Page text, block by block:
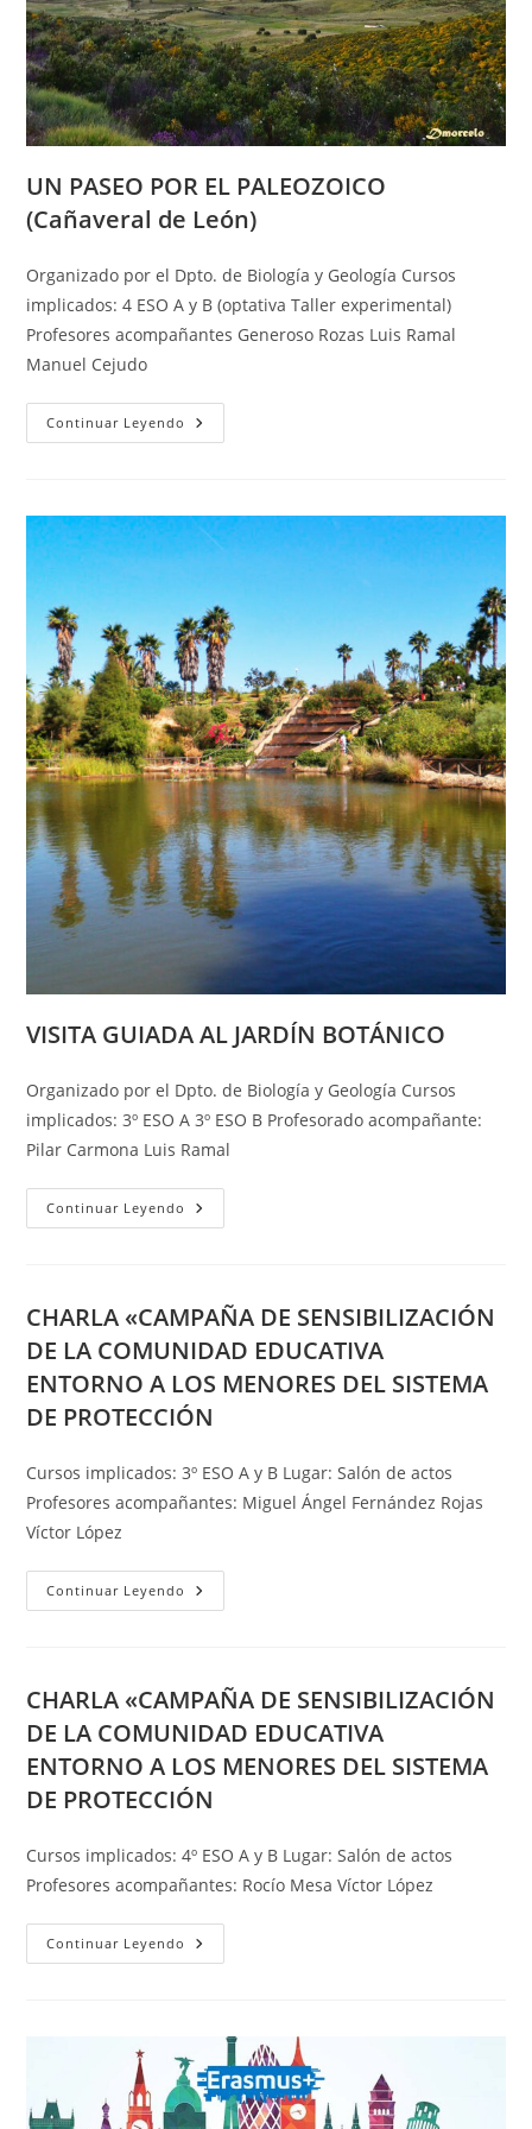
UN PASEO POR EL PALEOZOICO
(Cañaveral de León)
Organizado por el Dpto. de Biología y Geología Cursos
implicados: 4 ESO A y B (optativa Taller experimental)
Profesores acompañantes Generoso Rozas Luis Ramal
Manuel Cejudo
Continuar Leyendo UN
PASEO
De
León)
VISITA GUIADA AL JARDÍN BOTÁNICO
Organizado por el Dpto. de Biología y Geología Cursos
implicados: 3º ESO A 3º ESO B Profesorado acompañante:
Pilar Carmona Luis Ramal
Continuar Leyendo VISITA
GUIADA
CHARLA «CAMPAÑA DE SENSIBILIZACIÓN
DE LA COMUNIDAD EDUCATIVA
ENTORNO A LOS MENORES DEL SISTEMA
DE PROTECCIÓN
Cursos implicados: 3º ESO A y B Lugar: Salón de actos
Profesores acompañantes: Miguel Ángel Fernández Rojas
Víctor López
Continuar Leyendo CHARLA
«CAMPAÑA
COMUNIDAD
EDUCATIVA
ENTORNO
A
LOS
MENORES
DEL
SISTEMA
CHARLA «CAMPAÑA DE SENSIBILIZACIÓN
DE LA COMUNIDAD EDUCATIVA
ENTORNO A LOS MENORES DEL SISTEMA
DE PROTECCIÓN
Cursos implicados: 4º ESO A y B Lugar: Salón de actos
Profesores acompañantes: Rocío Mesa Víctor López
Continuar Leyendo CHARLA
«CAMPAÑA
COMUNIDAD
EDUCATIVA
ENTORNO
A
LOS